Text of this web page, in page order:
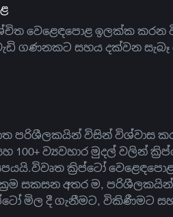
වෙළෙඳපොළ ඉලක්ක කරන
වැඩි ගණනකට සහය දක්වන
පරිශීලකයින් විසින් විශ්වාස
සහ 100+ ව්‍යවහාර මුදල් වලින්
ක්‍රිප්ටෝ
සකසන අතර ම,
මිල දී ගැනීමට, විකිණීමට සහ